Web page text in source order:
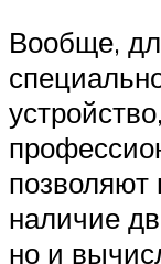
Вообще,
позволяют
наличие
но и